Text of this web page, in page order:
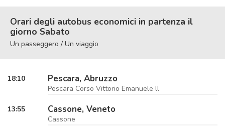
Orari degli autobus economici in partenza il
giorno Sabato
Un passeggero / Un viaggio
18:10 Pescara, Abruzzo
Pescara Corso Vittorio Emanuele ll
13:55 Cassone, Veneto
Cassone